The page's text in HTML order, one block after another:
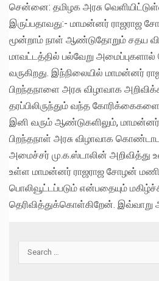
சென்னை: தமிழக அரசு வெளியிட்டுள்ள
இருப்பதாவது:- மாமன்னர் ராஜராஜ
மூன்றாம் நாள் ஆண்டுதோறும் சதய
மாவட்டத்தில் பல்வேறு
வருகிறது. இந்நிலையில் மாமன்னர்
பிறந்தநாளை அரசு விழாவாக
தரப்பிலிருந்தும் வந்த
இனி வரும் ஆண்டுகளிலும்,
பிறந்தநாள் அரசு விழாவாக
அமைச்சர் மு.க.ஸ்டாலின் அறிவித்து
உள்ள மாமன்னர் ராஜராஜ சோழன்
பொலிவூட்டப்படும் என்பதையும்
தெரிவித்துக்கொள்கிறேன். இவ்வாறு